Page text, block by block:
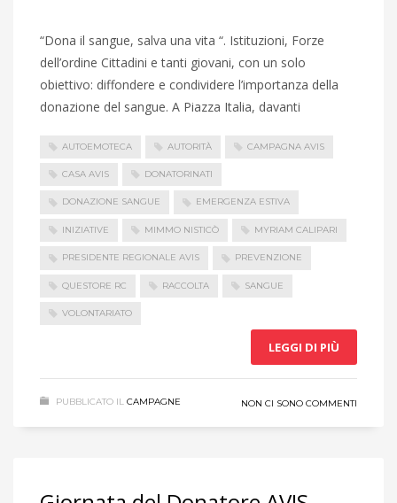
“Dona il sangue, salva una vita “. Istituzioni, Forze
dell’ordine Cittadini e tanti giovani, con un solo
obiettivo: diffondere e condividere l’importanza della
donazione del sangue. A Piazza Italia, davanti
AUTOEMOTECA AUTORITÀ CAMPAGNA AVIS
CASA AVIS DONATORINATI
DONAZIONE SANGUE EMERGENZA ESTIVA
INIZIATIVE MIMMO NISTICÒ MYRIAM CALIPARI
PRESIDENTE REGIONALE AVIS PREVENZIONE
QUESTORE RC RACCOLTA SANGUE
VOLONTARIATO
LEGGI DI PIÙ
PUBBLICATO IL CAMPAGNE NON CI SONO COMMENTI